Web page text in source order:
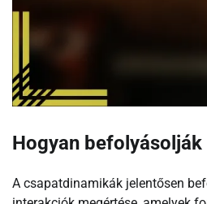
Hogyan
A csapatdinamikák jelentősen